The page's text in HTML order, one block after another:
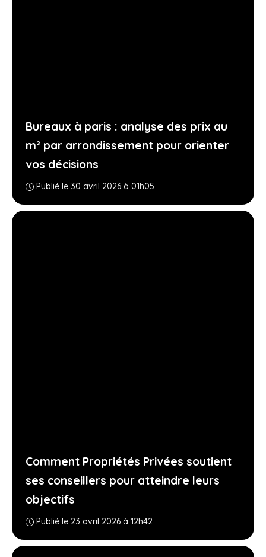
Bureaux à paris : analyse des prix au
m² par arrondissement pour orienter
vos décisions
Publié le 30 avril 2026 à 01h05
Comment Propriétés Privées soutient
ses conseillers pour atteindre leurs
objectifs
Publié le 23 avril 2026 à 12h42